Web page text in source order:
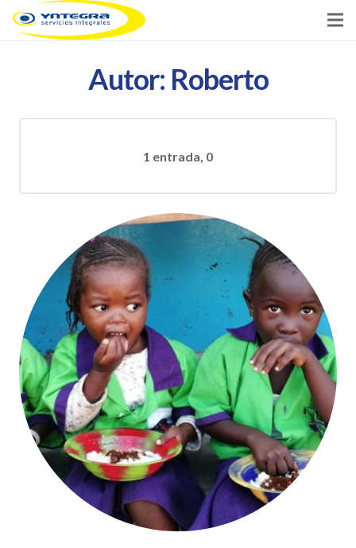
Autor: Roberto
1 entrada, 0comentarios